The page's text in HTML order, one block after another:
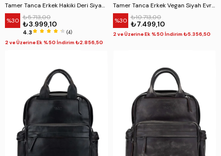
Tamer Tanca Erkek Hakiki Deri Siyah El Çantası
%30
4.3
(4)
₺3.999,10
₺5.713,00
2 ve Üzerine Ek %50 İndirim ₺2.856,50
Tamer Tanca Erkek Vegan Siyah Evrak Çantası
%30 ₺7.499,10
₺10.713,00
2 ve Üzerine Ek %50 İndirim ₺5.356,50